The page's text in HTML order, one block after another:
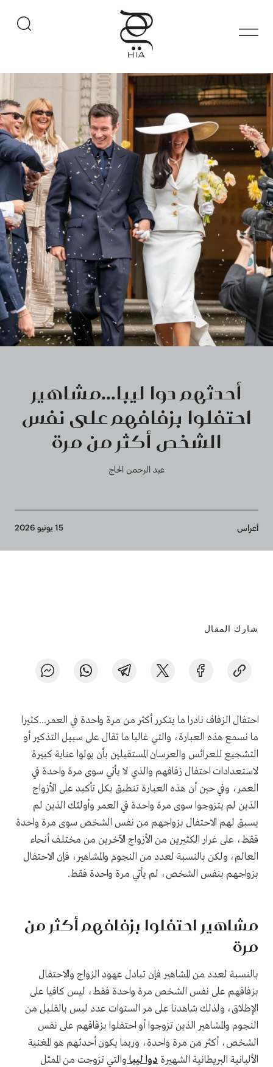
أحدثهم دوا ليبا...مشاهير
احتفلوا بزفافهم على نفس
الشخص أكثر من مرة
عبد الرحمن الحاج
Breadcrumb
أعراس 15 يونيو 2026
شارك المقال
احتفال الزفاف نادرا ما يتكرر أكثر من مرة واحدة في العمر...كثيرا
ما نسمع هذه العبارة، والتي غالبا ما تقال على سبيل التذكير أو
التشجيع للعرائس والعرسان المستقبلين بأن يولوا عناية كبيرة
لاستعدادات احتفال زفافهم والذي لا يأتي سوى مرة واحدة في
العمر، وفي حين أن هذه العبارة تنطبق بكل تأكيد على الأزواج
الذين لم يتزوجوا سوى مرة واحدة في العمر وأولئك الذين لم
يسبق لهم الاحتفال بزواجهم من نفس الشخص سوى مرة واحدة
فقط، على غرار الكثيرين من الأزواج الآخرين من مختلف أنحاء
العالم، ولكن بالنسبة لعدد من النجوم والمشاهير، فإن الاحتفال
بزواجهم بنفس الشخص، لم يأتي مرة واحدة فقط.
مشاهير احتفلوا بزفافهم أكثر من
مرة
بالنسبة لعدد من المشاهير فإن تبادل عهود الزواج والاحتفال
بزفافهم على نفس الشخص مرة واحدة فقط، ليس كافيا على
الإطلاق، ولذلك شاهدنا على مر السنوات عدد ليس بالقليل من
النجوم والمشاهير الذين تزوجوا أو احتفلوا بزفافهم على نفس
الشخص، أكثر من مرة واحدة، وربما يكون أحدثهم هو المغنية
الألبانية البريطانية الشهيرة دوا ليبا والتي تزوجت من الممثل